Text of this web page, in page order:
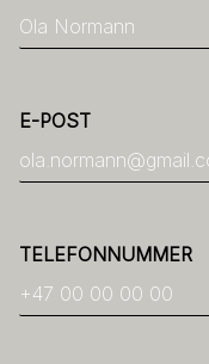
E-POST
TELEFONNUMMER